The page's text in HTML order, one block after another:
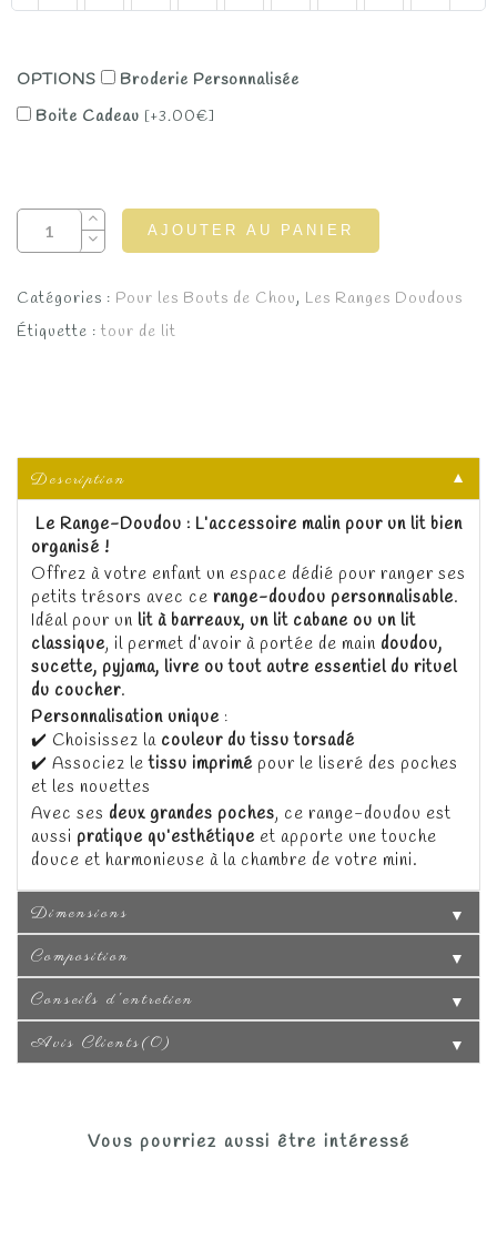
OPTIONS
Broderie Personnalisée
Boite Cadeau [+3.00€]
AJOUTER AU PANIER
Catégories : Pour les Bouts de Chou, Les Ranges Doudous
Étiquette : tour de lit
Description
▼
Le Range-Doudou : L’accessoire malin pour un lit bien
organisé !
Offrez à votre enfant un espace dédié pour ranger ses
petits trésors avec ce range-doudou personnalisable.
Idéal pour un lit à barreaux, un lit cabane ou un lit
classique, il permet d’avoir à portée de main doudou,
sucette, pyjama, livre ou tout autre essentiel du rituel
du coucher.
Personnalisation unique :
✔️ Choisissez la couleur du tissu torsadé
✔️ Associez letissu imprimé pour le liseré des poches
et les nouettes
Avec ses deux grandes poches, ce range-doudou est
aussi pratique qu’esthétique et apporte une touche
douce et harmonieuse à la chambre de votre mini.
Dimensions ▼
Composition ▼
Conseils d'entretien ▼
Avis Clients(0) ▼
Vous pourriez aussi être intéressé